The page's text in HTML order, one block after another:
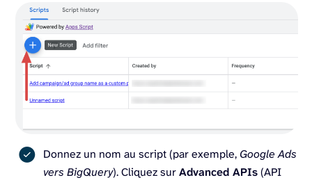
Donnez un nom au script (par exemple, Google Ads
vers BigQuery). Cliquez surAdvanced APIs(API